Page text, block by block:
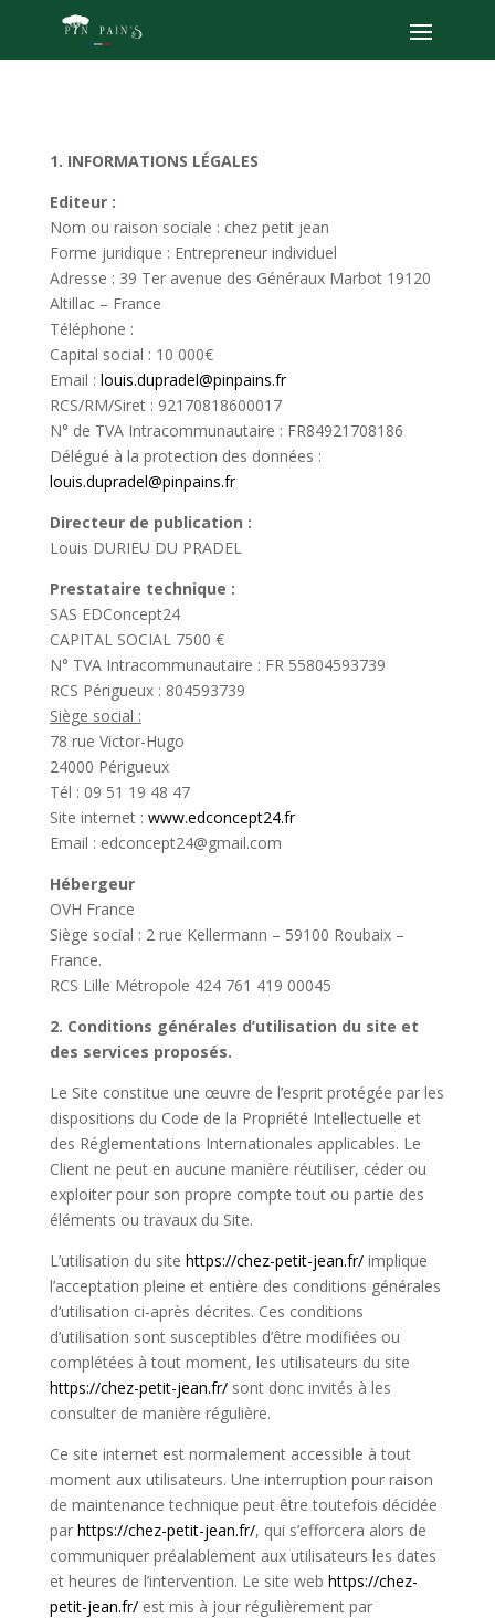
1. INFORMATIONS LÉGALES
Editeur :
Nom ou raison sociale : chez petit jean
Forme juridique : Entrepreneur individuel
Adresse : 39 Ter avenue des Généraux Marbot 19120
Altillac – France
Téléphone :
Capital social : 10 000€
Email : louis.dupradel@pinpains.fr
RCS/RM/Siret : 92170818600017
N° de TVA Intracommunautaire : FR84921708186
Délégué à la protection des données :
louis.dupradel@pinpains.fr
Directeur de publication :
Louis DURIEU DU PRADEL
Prestataire technique :
SAS EDConcept24
CAPITAL SOCIAL 7500 €
N° TVA Intracommunautaire : FR 55804593739
RCS Périgueux : 804593739
Siège social :
78 rue Victor-Hugo
24000 Périgueux
Tél : 09 51 19 48 47
Site internet : www.edconcept24.fr
Email : edconcept24@gmail.com
Hébergeur
OVH France
Siège social : 2 rue Kellermann – 59100 Roubaix –
France.
RCS Lille Métropole 424 761 419 00045
2. Conditions générales d’utilisation du site et
des services proposés.
Le Site constitue une œuvre de l’esprit protégée par les
dispositions du Code de la Propriété Intellectuelle et
des Réglementations Internationales applicables. Le
Client ne peut en aucune manière réutiliser, céder ou
exploiter pour son propre compte tout ou partie des
éléments ou travaux du Site.
L’utilisation du site https://chez-petit-jean.fr/ implique
l’acceptation pleine et entière des conditions générales
d’utilisation ci-après décrites. Ces conditions
d’utilisation sont susceptibles d’être modifiées ou
complétées à tout moment, les utilisateurs du site
https://chez-petit-jean.fr/sont donc invités à les
consulter de manière régulière.
Ce site internet est normalement accessible à tout
moment aux utilisateurs. Une interruption pour raison
de maintenance technique peut être toutefois décidée
par https://chez-petit-jean.fr/, qui s’efforcera alors de
communiquer préalablement aux utilisateurs les dates
et heures de l’intervention. Le site web https://chez-
petit-jean.fr/est mis à jour régulièrement par